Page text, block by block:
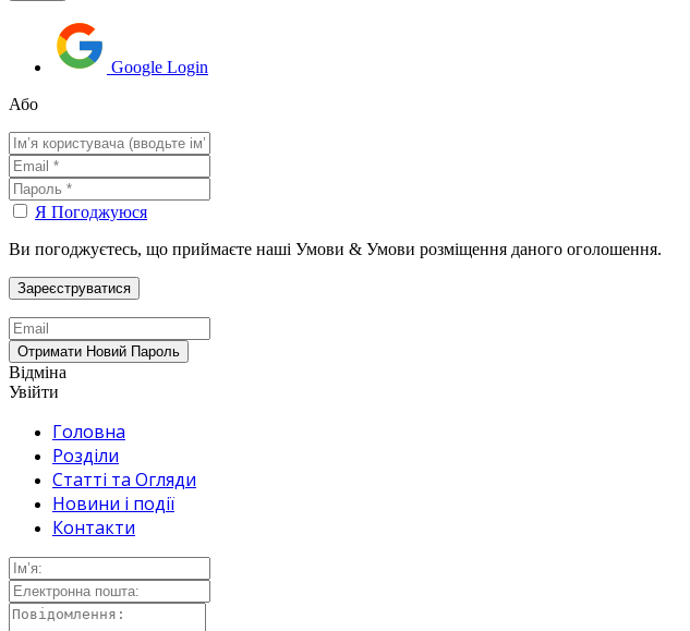
Google Login
Або
Я Погоджуюся
Ви погоджуєтесь, що приймаєте наші Умови & Умови розміщення даного оголошення.
Відміна
Увійти
Головна
Розділи
Статті та Огляди
Новини і події
Контакти